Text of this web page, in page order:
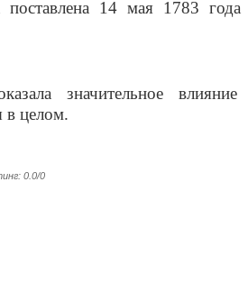
14 мая 1783 года
значительное
в целом.
: 0.0/0